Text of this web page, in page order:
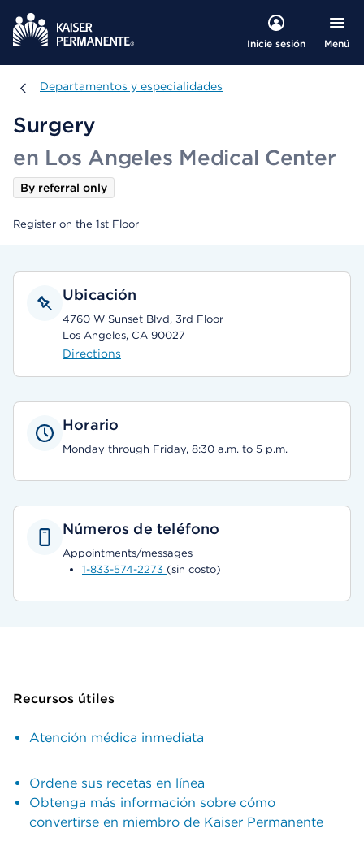
Inicie sesión Menú
Departamentos y especialidades
Departamentos y especialidades
Surgery
en Los Angeles Medical Center
By referral only
Register on the 1st Floor
Ubicación
4760 W Sunset Blvd, 3rd Floor
Los Angeles, CA 90027
Directions
Horario
Monday through Friday, 8:30 a.m. to 5 p.m.
Números de teléfono
Appointments/messages
1-833-574-2273 (sin costo)
Recursos útiles
Atención médica inmediata
Ordene sus recetas en línea
Obtenga más información sobre cómo
convertirse en miembro de Kaiser Permanente